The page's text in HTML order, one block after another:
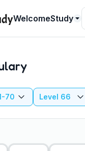
WelcomeStudy
70 Level 66